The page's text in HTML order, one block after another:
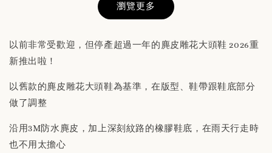
替換用真皮鞋墊 「購買前請務必閱讀商品敘述
NT$ 190
NT$ 230
- +
瀏覽更多
以前非常受歡迎，但停產超過一年的麂皮雕花大頭鞋 2026重
新推出啦！
以舊款的麂皮雕花大頭鞋為基準，在版型、鞋帶跟鞋底部分
做了調整
沿用3M防水麂皮，加上深刻紋路的橡膠鞋底，在雨天行走時
也不用太擔心